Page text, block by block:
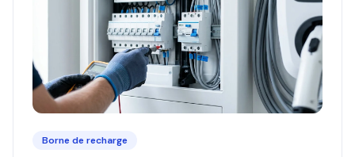
Borne de recharge